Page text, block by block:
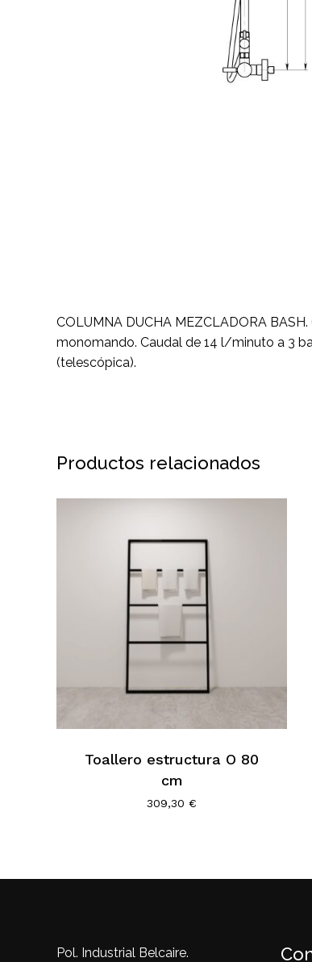
COLUMNA DUCHA MEZCLADORA
monomando. Caudal de 14 l/minuto a 3
(telescópica).
Productos relacionados
Toallero estructura O 80
cm
309,30 €
Pol. Industrial Belcaire.